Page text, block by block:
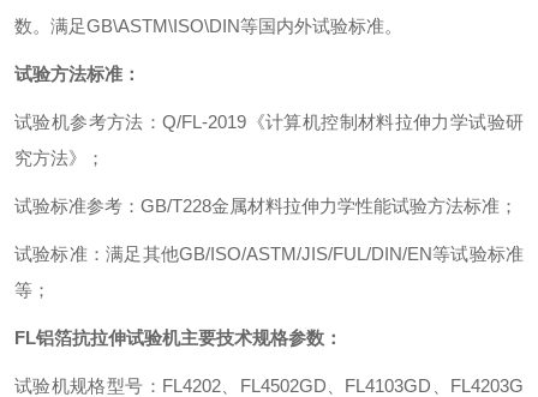
数。满足GB\ASTM\ISO\DIN等国内外试验标准。
试验方法标准：
试验机参考方法 ：Q/FL-2019 《计算机控制材料拉伸力学试验研
究方法》
；
试验标准参考 ： GB/T228金属材料拉伸力学性能试验方法标准 ；
试验标准：满足其他GB/ISO/ASTM/JIS/FUL/DIN/EN等试验标准
等 ；
FL铝箔抗拉伸试验机主要技术规格参数 ：
试验机规格型号 ： FL4202、 FL4502GD FL4103GD
FL4203G